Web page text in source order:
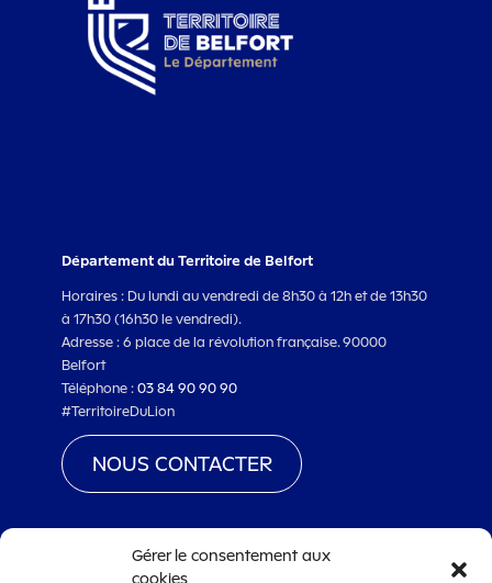
Département du Territoire de Belfort
Horaires : Du lundi au vendredi de 8h30 à 12h et de 13h30
à 17h30 (16h30 le vendredi).
Adresse : 6 place de la révolution française. 90000
Belfort
Téléphone :03 84 90 90 90
#TerritoireDuLion
NOUS CONTACTER
Gérer le consentement aux
cookies